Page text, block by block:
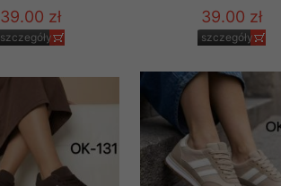
39.00 zł
szczegóły
39.00 zł
szczegóły